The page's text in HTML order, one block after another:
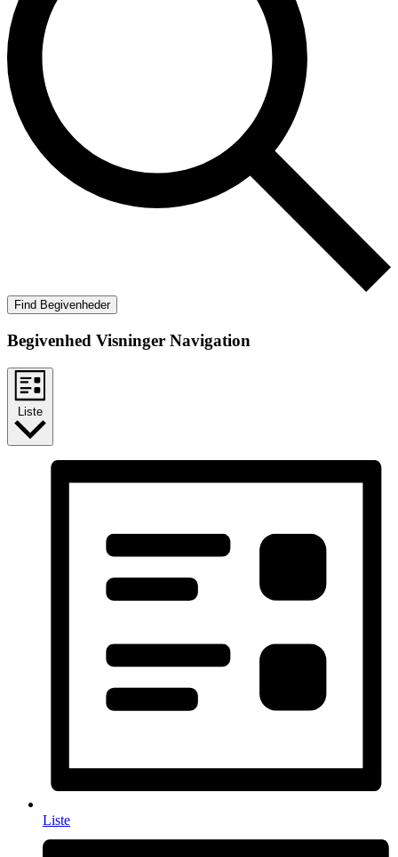
Find Begivenheder
Begivenhed Visninger Navigation
Liste
Liste